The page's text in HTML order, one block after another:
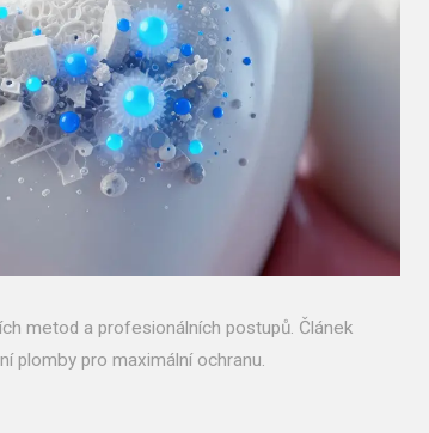
metod a profesionálních postupů. Článek
plomby pro maximální ochranu.